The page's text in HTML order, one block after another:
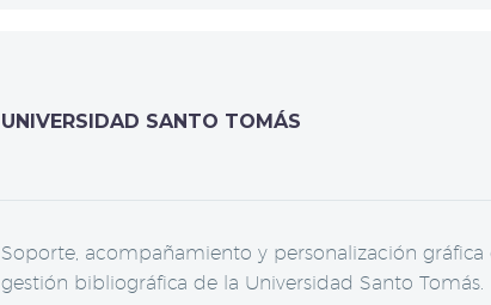
UNIVERSIDAD SANTO TOMÁS
Soporte, acompañamiento y personalización
gestión bibliográfica de la Universidad Santo Tomás.